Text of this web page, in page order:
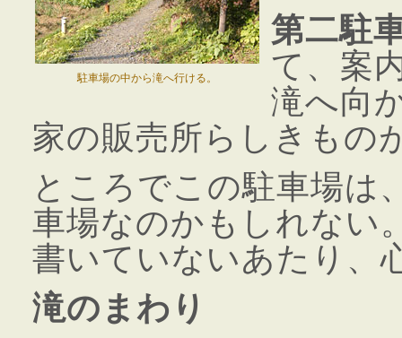
駐車場の中から滝へ行ける。
第二駐
て、案
滝へ向
家の販売所らしきもの
ところでこの駐車場は
車場なのかもしれない
書いていないあたり、
滝のまわり